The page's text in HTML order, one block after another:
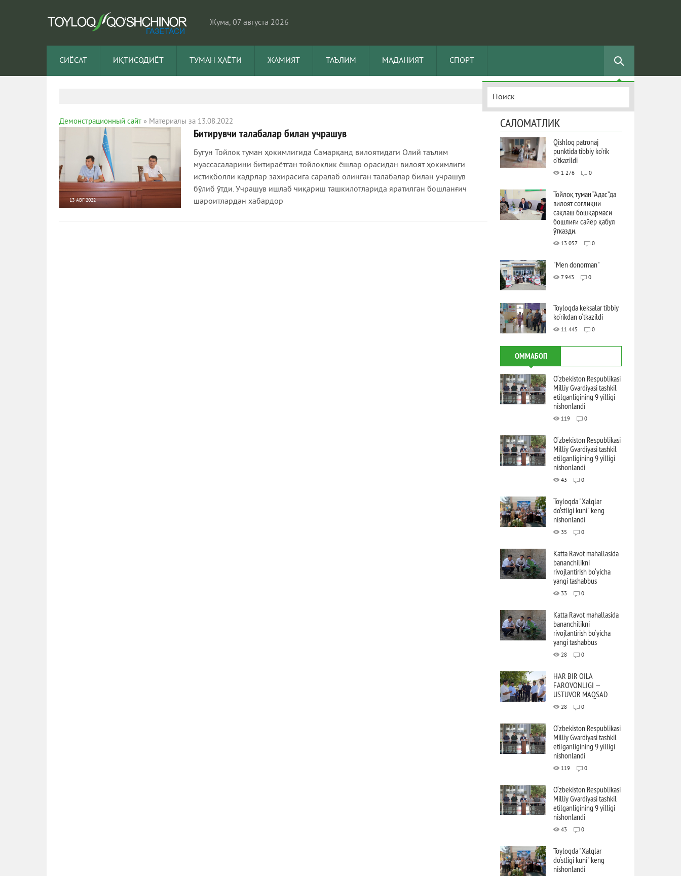
Жума, 07 августа 2026
СИЁСАТ ИҚТИСОДИЁТ ТУМАН ҲАЁТИ ЖАМИЯТ ТАЪЛИМ МАДАНИЯТ СПОРТ
Демонстрационный сайт » Материалы за 13.08.2022
13 АВГ 2022
Битирувчи талабалар билан учрашув
Бугун Тойлоқ туман ҳокимлигида Самарқанд вилоятидаги Олий таълим
муассасаларини битираётган тойлоқлик ёшлар орасидан вилоят ҳокимлиги
истиқболли кадрлар захирасига саралаб олинган талабалар билан учрашув
бўлиб ўтди. Учрашув ишлаб чиқариш ташкилотларида яратилган бошланғич
шароитлардан хабардор
САЛОМАТЛИК
Qishloq patronaj
punktida tibbiy ko‘rik
o‘tkazildi
1 276 0
Тойлоқ туман “Адас”да
вилоят соғлиқни
сақлаш бошқармаси
бошлиғи сайёр қабул
ўтказди.
13 057 0
"Men donorman"
7 943 0
Toyloqda keksalar tibbiy
ko‘rikdan o‘tkazildi
11 445 0
ОММАБОП
O‘zbekiston Respublikasi
Milliy Gvardiyasi tashkil
etilganligining 9 yilligi
nishonlandi
119 0
O‘zbekiston Respublikasi
Milliy Gvardiyasi tashkil
etilganligining 9 yilligi
nishonlandi
43 0
Toyloqda "Xalqlar
do‘stligi kuni" keng
nishonlandi
35 0
Katta Ravot mahallasida
bananchilikni
rivojlantirish bo‘yicha
yangi tashabbus
33 0
Katta Ravot mahallasida
bananchilikni
rivojlantirish bo‘yicha
yangi tashabbus
28 0
HAR BIR OILA
FAROVONLIGI —
USTUVOR MAQSAD
28 0
O‘zbekiston Respublikasi
Milliy Gvardiyasi tashkil
etilganligining 9 yilligi
nishonlandi
119 0
O‘zbekiston Respublikasi
Milliy Gvardiyasi tashkil
etilganligining 9 yilligi
nishonlandi
43 0
Toyloqda "Xalqlar
do‘stligi kuni" keng
nishonlandi